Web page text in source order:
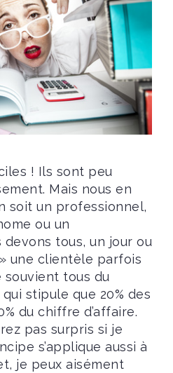
! Ils sont peu
Mais nous en
soit un professionnel,
ou un
tous, un jour ou
une clientèle parfois
souvient tous du
stipule que 20% des
du chiffre d’affaire.
pas surpris si je
s’applique aussi à
je peux aisément